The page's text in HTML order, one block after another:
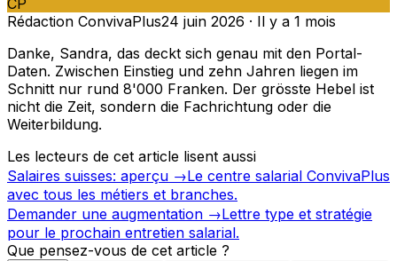
CP
Rédaction ConvivaPlus24 juin 2026 · Il y a 1 mois
Danke, Sandra, das deckt sich genau mit den Portal-
Daten. Zwischen Einstieg und zehn Jahren liegen im
Schnitt nur rund 8'000 Franken. Der grösste Hebel ist
nicht die Zeit, sondern die Fachrichtung oder die
Weiterbildung.
Les lecteurs de cet article lisent aussi
Salaires suisses: aperçu →Le centre salarial ConvivaPlus
avec tous les métiers et branches.
Demander une augmentation →Lettre type et stratégie
pour le prochain entretien salarial.
Que pensez-vous de cet article ?